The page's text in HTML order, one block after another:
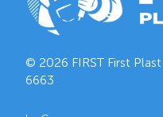
© 2026 FIRST First
6663